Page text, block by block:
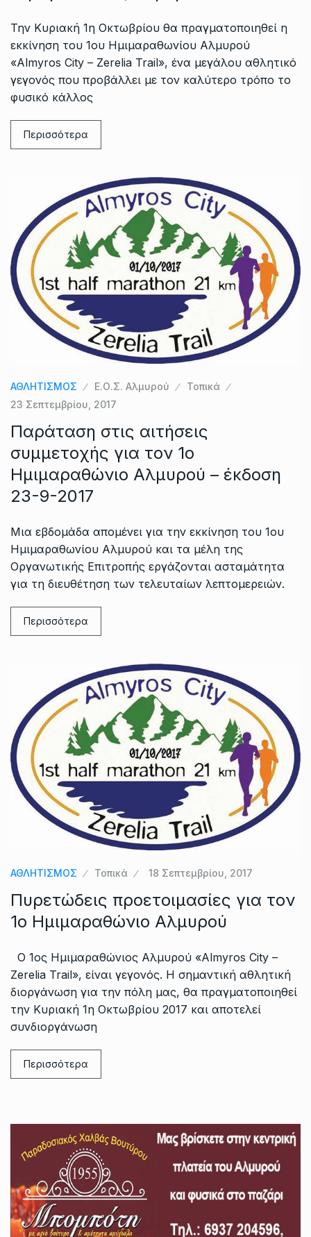
Την Κυριακή 1η Οκτωβρίου θα πραγματοποιηθεί η
εκκίνηση του 1ου Ημιμαραθωνίου Αλμυρού
«Almyros City – Zerelia Trail», ένα μεγάλου αθλητικό
γεγονός που προβάλλει με τον καλύτερο τρόπο το
φυσικό κάλλος
Περισσότερα
ΑΘΛΗΤΙΣΜΟΣ Ε.Ο.Σ. Αλμυρού
Τοπικά
23 Σεπτεμβρίου, 2017
Παράταση στις αιτήσεις
συμμετοχής για τον 1ο
Ημιμαραθώνιο Αλμυρού – έκδοση
23-9-2017
Μια εβδομάδα απομένει για την εκκίνηση του 1ου
Ημιμαραθωνίου Αλμυρού και τα μέλη της
Οργανωτικής Επιτροπής εργάζονται ασταμάτητα
για τη διευθέτηση των τελευταίων λεπτομερειών.
Περισσότερα
ΑΘΛΗΤΙΣΜΟΣ Τοπικά 18 Σεπτεμβρίου, 2017
Πυρετώδεις προετοιμασίες για τον
1ο Ημιμαραθώνιο Αλμυρού
Ο 1ος Ημιμαραθώνιος Αλμυρού «Almyros City –
Zerelia Trail», είναι γεγονός. Η σημαντική αθλητική
διοργάνωση για την πόλη μας, θα πραγματοποιηθεί
την Κυριακή 1η Οκτωβρίου 2017 και αποτελεί
συνδιοργάνωση
Περισσότερα